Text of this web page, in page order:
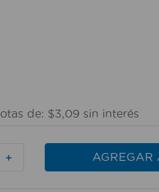
de: $3,09sin interés
＋ AGREGAR